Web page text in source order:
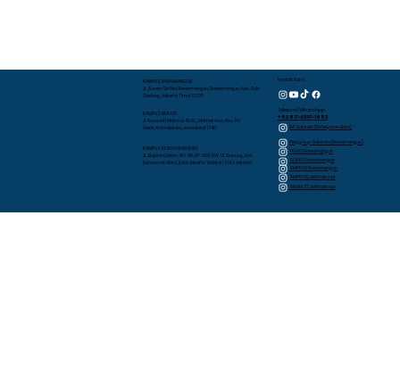
KAMPUS RAWAMANGUN
Jl. Sunan Giri No.1 Rawamangun, Rawamangun, Kec. Pulo
Gadung, Jakarta Timur 13220
KAMPUS BEKASI
Jl. Raya Jati Makmur No.10, Jatimakmur, Kec. Pd.
Gede, Kota Bekasi, Jawa Barat 17413
KAMPUS KEBAYORAN BARU
JL. Bujana Dalam, NO. 48, RT. 009, RW. 01, Gunung, Kec.
Kebayoran Baru, Kota Jakarta Selatan, D.K.I. Jakarta
Kontak Kami
Telepon/WhatsApp
+62 817-0337-1952
RA Sakinah (Kebayoran Baru)
Playgroup Sakinah (Rawamangun)
TKIA 13 Rawamangun
SDIA 13 Rawamangun
SMPIA 12 Rawamangun
SMPIA 55 Jatimakmur
SMAIA 33 Jatimakmur